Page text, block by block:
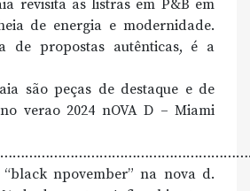
revisita as listras em P&B em
de energia e modernidade.
de propostas autênticas, é a
são peças de destaque e de
verao 2024 nOVA D – Miami
“black npovember” na nova d.